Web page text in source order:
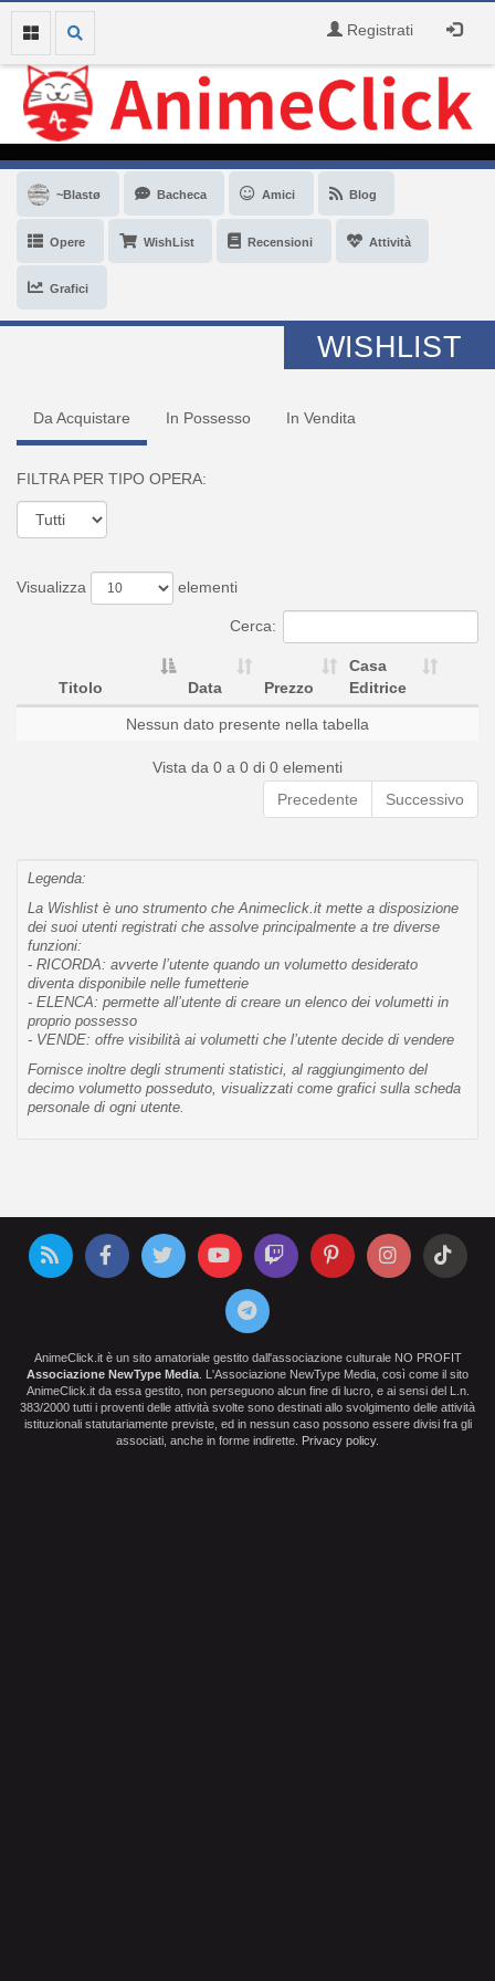
Registrati
~Blastø Bacheca Amici Blog
Opere WishList Recensioni Attività
Grafici
WISHLIST
Da Acquistare In Possesso In Vendita
FILTRA PER TIPO OPERA:
Visualizza elementi
Cerca:
Titolo Data Prezzo
Casa
Editrice
Nessun dato presente nella tabella
Vista da 0 a 0 di 0 elementi
Precedente
Successivo
Legenda:
La Wishlist è uno strumento che Animeclick.it mette a disposizione
dei suoi utenti registrati che assolve principalmente a tre diverse
funzioni:
- RICORDA: avverte l’utente quando un volumetto desiderato
diventa disponibile nelle fumetterie
- ELENCA: permette all’utente di creare un elenco dei volumetti in
proprio possesso
- VENDE: offre visibilità ai volumetti che l’utente decide di vendere
Fornisce inoltre degli strumenti statistici, al raggiungimento del
decimo volumetto posseduto, visualizzati come grafici sulla scheda
personale di ogni utente.
AnimeClick.it è un sito amatoriale gestito dall'associazione culturale NO PROFIT
Associazione NewType Media . L'Associazione NewType Media, così come il sito
AnimeClick.it da essa gestito, non perseguono alcun fine di lucro, e ai sensi del L.n.
383/2000 tutti i proventi delle attività svolte sono destinati allo svolgimento delle attività
istituzionali statutariamente previste, ed in nessun caso possono essere divisi fra gli
associati, anche in forme indirette. Privacy policy.